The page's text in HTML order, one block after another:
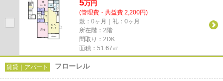
5万円
(管理費・共益費 2,200円)
敷：0ヶ月｜礼：0ヶ月
所在階：2階
間取り：2DK
面積：51.67㎡
賃貸｜アパート フローレル